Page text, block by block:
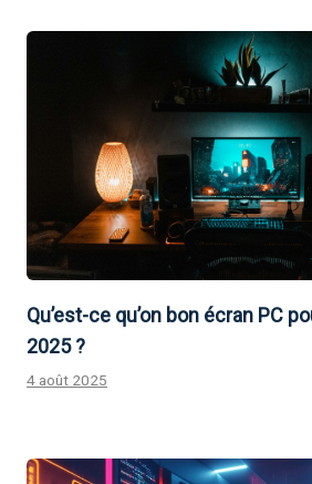
Qu’est-ce qu’on bon écran PC
2025 ?
4 août 2025